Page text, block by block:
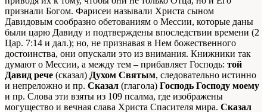
признали Богом. Фарисеи называли Христа сыном
Давидовым сообразно обетованиям о Мессии, которые даны
были царю Давиду и подтверждены впоследствии времени (2
Цар. 7:14 и дал.); но, не признавая в Нем божественного
достоинства, они опускали это из внимания. Книжники так
думают о Мессии, а между тем – прибавляет Господь: той
Давид рече (сказал) Духом Святым, следовательно истинно
и непреложно и пр. Сказал (глагола) Господь Господу моему
и пр. Слова эти взяты из 109 псалма, где изображены
могущество и вечная слава Христа Спасителя миpa. Сказал